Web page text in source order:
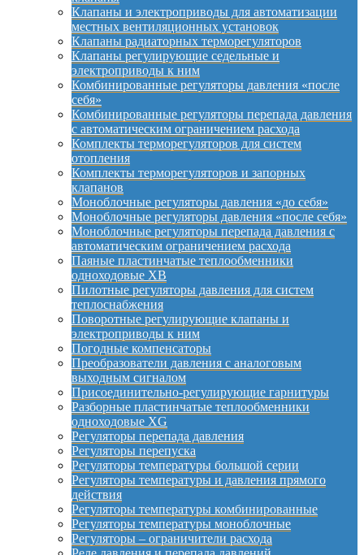
Клапаны и электроприводы для автоматизации
местных вентиляционных установок
Клапаны радиаторных терморегуляторов
Клапаны регулирующие седельные и
электроприводы к ним
Комбинированные регуляторы давления «после
себя»
Комбинированные регуляторы перепада давления
с автоматическим ограничением расхода
Комплекты терморегуляторов для систем
отопления
Комплекты терморегуляторов и запорных
клапанов
Моноблочные регуляторы давления «до себя»
Моноблочные регуляторы давления «после себя»
Моноблочные регуляторы перепада давления с
автоматическим ограничением расхода
Паяные пластинчатые теплообменники
одноходовые XB
Пилотные регуляторы давления для систем
теплоснабжения
Поворотные регулирующие клапаны и
электроприводы к ним
Погодные компенсаторы
Преобразователи давления с аналоговым
выходным сигналом
Присоединительно-регулирующие гарнитуры
Разборные пластинчатые теплообменники
одноходовые XG
Регуляторы перепада давления
Регуляторы перепуска
Регуляторы температуры большой серии
Регуляторы температуры и давления прямого
действия
Регуляторы температуры комбинированные
Регуляторы температуры моноблочные
Регуляторы – ограничители расхода